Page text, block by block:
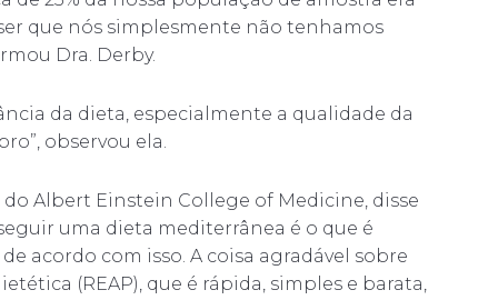
que nós simplesmente não tenhamos
Dra. Derby.
da dieta, especialmente a qualidade da
observou ela.
Albert Einstein College of Medicine, disse
uma dieta mediterrânea é o que é
acordo com isso. A coisa agradável sobre
(REAP), que é rápida, simples e barata,